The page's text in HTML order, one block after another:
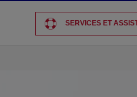
SERVICES ET